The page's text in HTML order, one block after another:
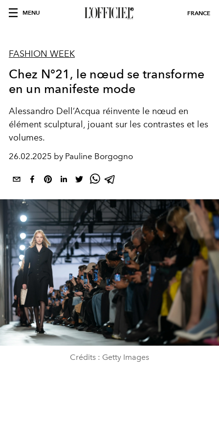
MENU FRANCE
FASHION WEEK
Chez N°21, le nœud se transforme
en un manifeste mode
Alessandro Dell’Acqua réinvente le nœud en
élément sculptural, jouant sur les contrastes et les
volumes.
26.02.2025 by Pauline Borgogno
Crédits : Getty Images